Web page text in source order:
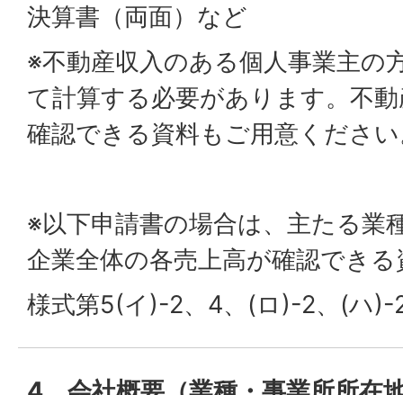
決算書（両面）など
※不動産収入のある個人事業主の
て計算する必要があります。不
確認できる資料もご用意くださ
※以下申請書の場合は、主たる業
企業全体の各売上高が確認でき
様式第5(イ)-2、4、(ロ)-2、(ハ)-